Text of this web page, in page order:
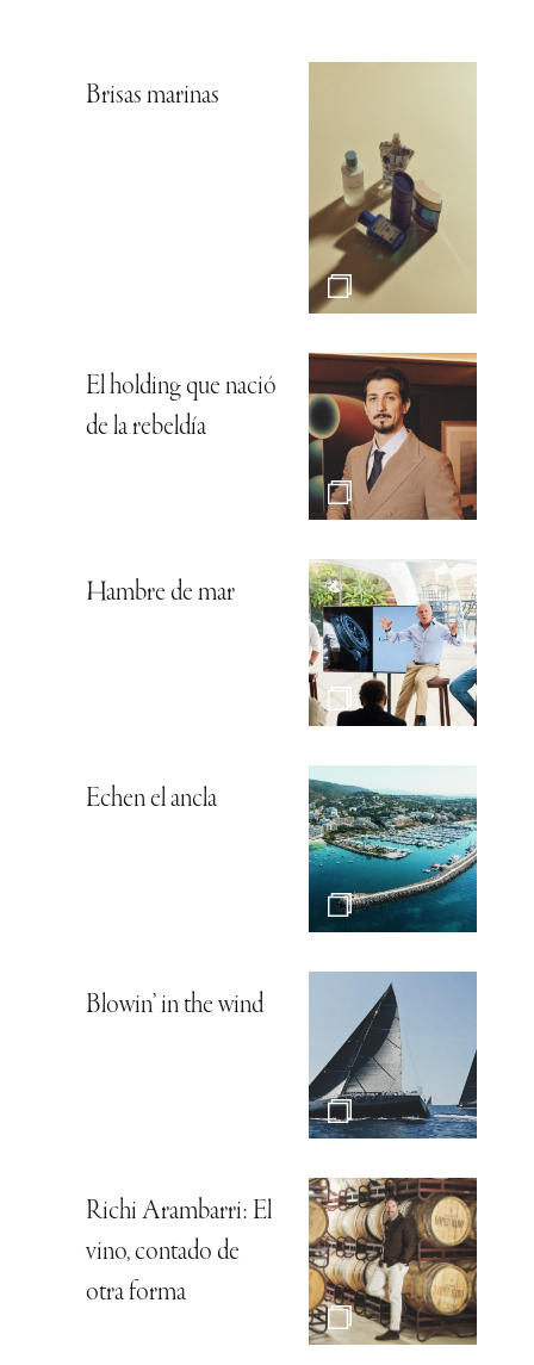
Brisas marinas
El holding que nació
de la rebeldía
Hambre de mar
Echen el ancla
Blowin’ in the wind
Richi Arambarri: El
vino, contado de
otra forma